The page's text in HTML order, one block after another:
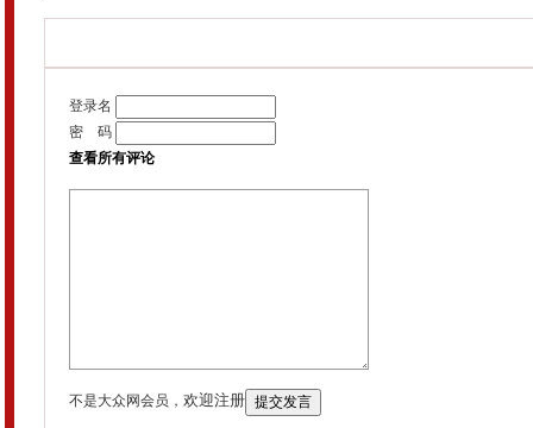
登录名
密 码
查看所有评论
不是大众网会员， 欢迎注册